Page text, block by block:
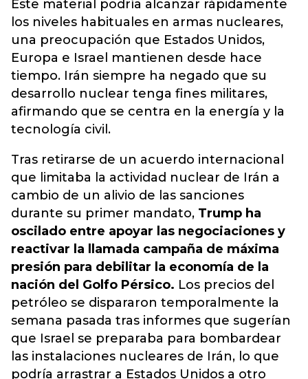
Este material podría alcanzar rápidamente
los niveles habituales en armas nucleares,
una preocupación que Estados Unidos,
Europa e Israel mantienen desde hace
tiempo. Irán siempre ha negado que su
desarrollo nuclear tenga fines militares,
afirmando que se centra en la energía y la
tecnología civil.
Tras retirarse de un acuerdo internacional
que limitaba la actividad nuclear de Irán a
cambio de un alivio de las sanciones
durante su primer mandato, Trump ha
oscilado entre apoyar las negociaciones y
reactivar la llamada campaña de máxima
presión para debilitar la economía de la
nación del Golfo Pérsico. Los precios del
petróleo se dispararon temporalmente la
semana pasada tras informes que sugerían
que Israel se preparaba para bombardear
las instalaciones nucleares de Irán, lo que
podría arrastrar a Estados Unidos a otro